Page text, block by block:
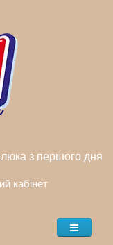
з першого дня
кабінет